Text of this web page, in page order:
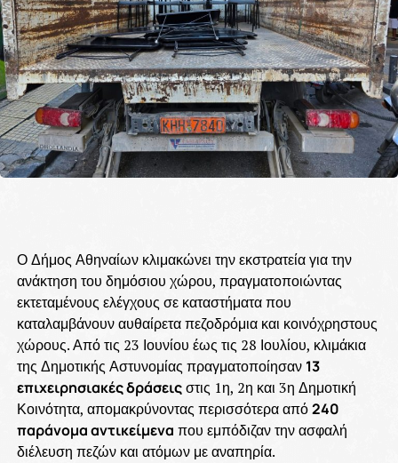
Ο Δήμος Αθηναίων κλιμακώνει την εκστρατεία για την
ανάκτηση του δημόσιου χώρου, πραγματοποιώντας
εκτεταμένους ελέγχους σε καταστήματα που
καταλαμβάνουν αυθαίρετα πεζοδρόμια και κοινόχρηστους
χώρους. Από τις 23 Ιουνίου έως τις 28 Ιουλίου, κλιμάκια
της Δημοτικής Αστυνομίας πραγματοποίησαν 13
επιχειρησιακές δράσειςστις 1η, 2η και 3η Δημοτική
Κοινότητα, απομακρύνοντας περισσότερα από240
παράνομα αντικείμενα που εμπόδιζαν την ασφαλή
διέλευση πεζών και ατόμων με αναπηρία.